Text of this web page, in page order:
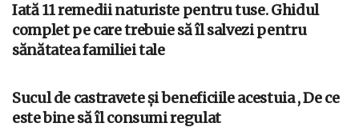
Iată 11 remedii naturiste pentru tuse. Ghidul
complet pe care trebuie să îl salvezi pentru
sănătatea familiei tale
Sucul de castravete și beneficiile acestuia , De ce
este bine să îl consumi regulat